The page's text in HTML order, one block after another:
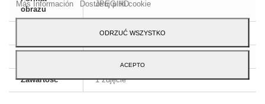
obrazu
JPEG HD
A4 - 29,7 x 21 cm
Zawartość 1 zdjęcie
Más Información
Dostosuj pliki cookie
ODRZUĆ WSZYSTKO
ACEPTO